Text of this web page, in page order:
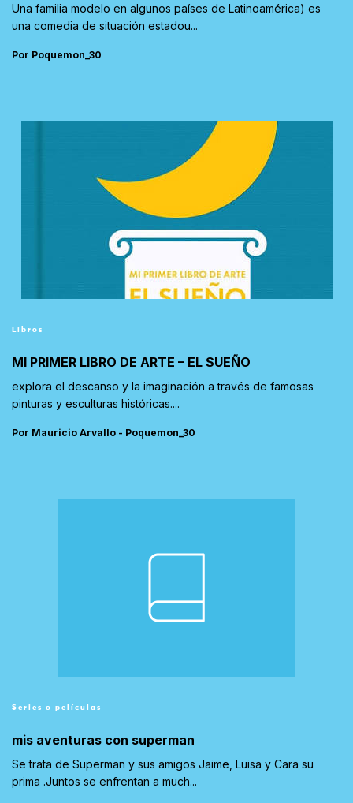
Una familia modelo en algunos países de Latinoamérica) es
una comedia de situación estadou...
Por Poquemon_30
Libros
MI PRIMER LIBRO DE ARTE – EL SUEÑO
explora el descanso y la imaginación a través de famosas
pinturas y esculturas históricas....
Por Mauricio Arvallo - Poquemon_30
Series o películas
mis aventuras con superman
Se trata de Superman y sus amigos Jaime, Luisa y Cara su
prima .Juntos se enfrentan a much...